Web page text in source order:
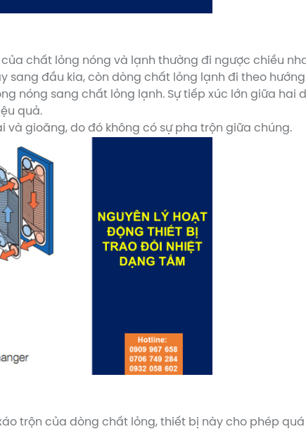
chất lỏng nóng và lạnh thường đi ngược chiều
sang đầu kia, còn dòng chất lỏng lạnh đi theo
nóng sang chất lỏng lạnh. Sự tiếp xúc lớn giữa hai
quả.
gioăng, do đó không có sự pha trộn giữa chúng.
trộn của dòng chất lỏng, thiết bị này cho phép